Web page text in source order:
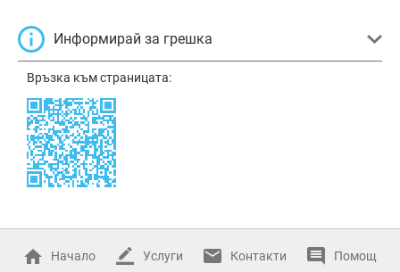
Информирай за грешка
Връзка към страницата:
Начало Услуги Контакти Помощ